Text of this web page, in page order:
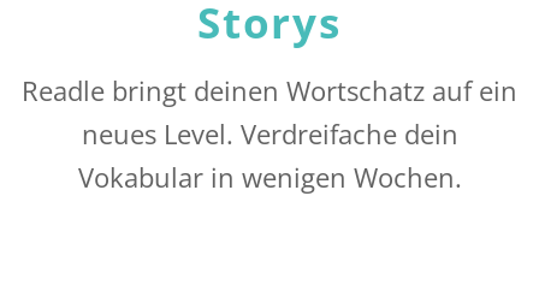
Storys
Readle bringt deinen Wortschatz auf ein
neues Level. Verdreifache dein
Vokabular in wenigen Wochen.